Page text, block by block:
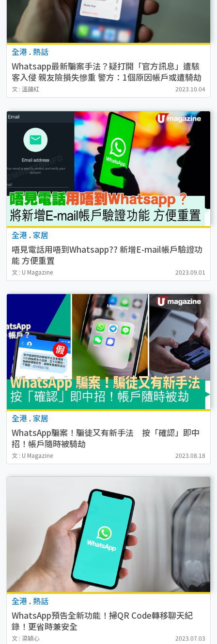
全港 . 熱話
Whatsapp最新騙案手法？疑打開「官方訊息」遭駭
客入侵 親友險損失慘重 警方：1個原因帳戶或遭騎劫
文 : 溫藹紅 2023.10.04
全港 . 家居
唔見電話用唔到Whatsapp?? 新增E-mail帳戶驗證功
能 方便重置
文 : U Magazine 2023.09.01
全港 . 家居
WhatsApp騙案！騙徒又有新手法 按「確認」即中
招！帳戶隨時被騎劫
文 : U Magazine 2023.08.18
全港 . 熱話
WhatsApp預告全新功能！掃QR Code轉移聊天紀
錄！更省時兼安全
文 : 梁穎心 2023.07.03